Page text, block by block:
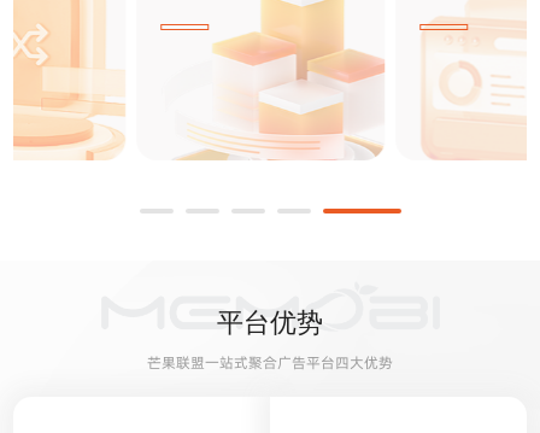
平台优势
芒果联盟一站式聚合广告平台四大优势